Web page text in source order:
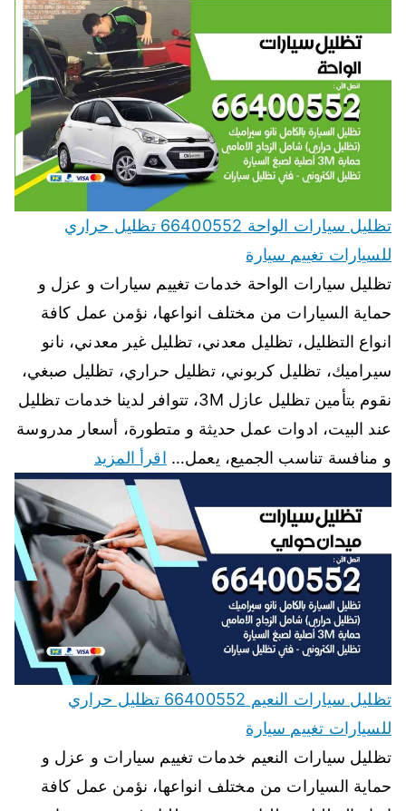
تظليل سيارات الواحة 66400552 تظليل حراري
للسيارات تغييم سيارة
تظليل سيارات الواحة خدمات تغييم سيارات و عزل و
حماية السيارات من مختلف انواعها، نؤمن عمل كافة
انواع التظليل، تظليل معدني، تظليل غير معدني، نانو
سيراميك، تظليل كربوني، تظليل حراري، تظليل صبغي،
نقوم بتأمين تظليل عازل 3M، تتوافر لدينا خدمات تظليل
عند البيت، ادوات عمل حديثة و متطورة، أسعار مدروسة
و منافسة تناسب الجميع، يعمل… اقرأ المزيد
تظليل سيارات النعيم 66400552 تظليل حراري
للسيارات تغييم سيارة
تظليل سيارات النعيم خدمات تغييم سيارات و عزل و
حماية السيارات من مختلف انواعها، نؤمن عمل كافة